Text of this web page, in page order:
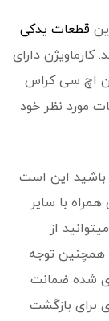
قطعات یدکی
کارماویژن دارای
اچ سی کراس
مورد نظر خود
باشید این است
با سایر
از
همچنین توجه
شده ضمانت
برای بازگشت